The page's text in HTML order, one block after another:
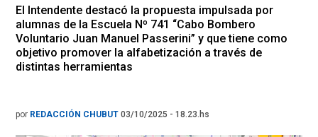
El Intendente destacó la propuesta impulsada por
alumnas de la Escuela Nº 741 “Cabo Bombero
Voluntario Juan Manuel Passerini” y que tiene como
objetivo promover la alfabetización a través de
distintas herramientas
por REDACCIÓN CHUBUT 03/10/2025 - 18.23.hs